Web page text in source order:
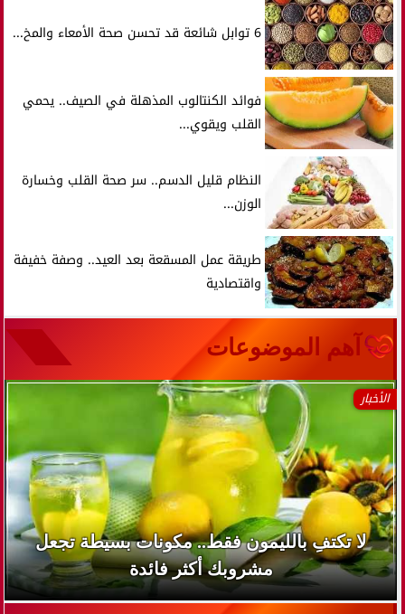
6 توابل شائعة قد تحسن صحة الأمعاء والمخ...
فوائد الكنتالوب المذهلة في الصيف.. يحمي
القلب ويقوي...
النظام قليل الدسم.. سر صحة القلب وخسارة
الوزن...
طريقة عمل المسقعة بعد العيد.. وصفة خفيفة
واقتصادية
آهم الموضوعات
الأخبار
لا تكتفِ بالليمون فقط.. مكونات بسيطة تجعل
مشروبك أكثر فائدة